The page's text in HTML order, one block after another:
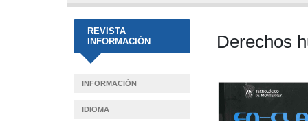
REVISTA
INFORMACIÓN
INFORMACIÓN
IDIOMA
Derechos
Barra
lateral